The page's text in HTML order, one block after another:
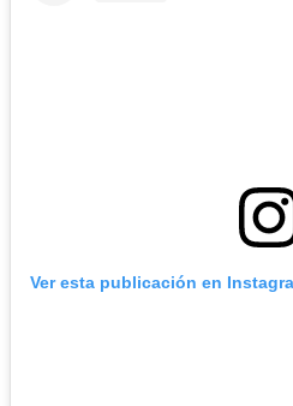
Ver esta publicación en